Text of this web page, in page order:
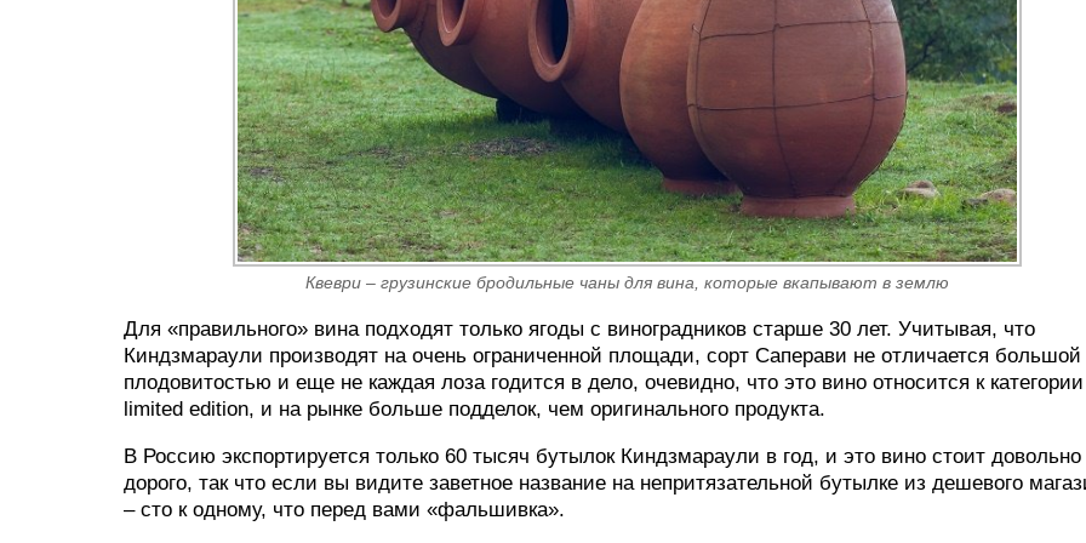
Квеври – грузинские бродильные чаны для вина, которые вкапывают в землю
Для «правильного» вина подходят только ягоды с виноградников старше 30 лет. Учитывая, что
Киндзмараули производят на очень ограниченной площади, сорт Саперави не отличается большой
плодовитостью и еще не каждая лоза годится в дело, очевидно, что это вино относится к категории
limited edition, и на рынке больше подделок, чем оригинального продукта.
В Россию экспортируется только 60 тысяч бутылок Киндзмараули в год, и это вино стоит довольно
дорого, так что если вы видите заветное название на непритязательной бутылке из дешевого
– сто к одному, что перед вами «фальшивка».